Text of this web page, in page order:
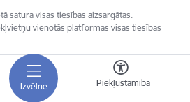
Izvēlne Piekļūstamība
satura visas tiesības aizsargātas.
vienotās platformas visas tiesības